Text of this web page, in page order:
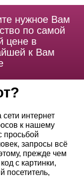
нужное Вам
по самой
цене в
к Вам
интернет
к нашему
просьбой
запросы всё
прежде чем
с картинки,
посетитель,